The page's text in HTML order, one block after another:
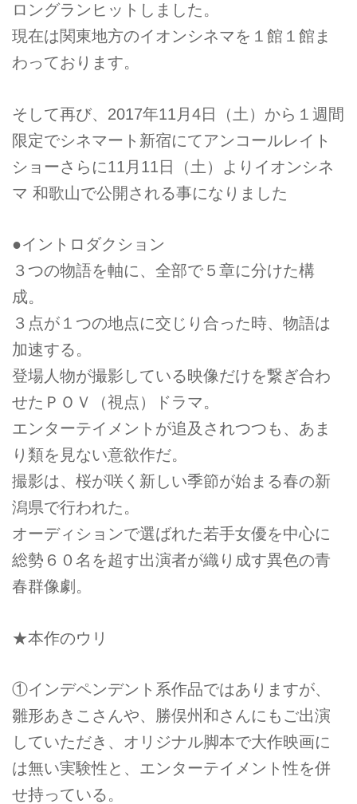
ロングランヒットしました。
現在は関東地方のイオンシネマを１館１館ま
わっております。
そして再び、2017年11月4日（土）から１週間
限定でシネマート新宿にてアンコールレイト
ショーさらに11月11日（土）よりイオンシネ
マ 和歌山で公開される事になりました
●イントロダクション
３つの物語を軸に、全部で５章に分けた構
成。
３点が１つの地点に交じり合った時、物語は
加速する。
登場人物が撮影している映像だけを繋ぎ合わ
せたＰＯＶ（視点）ドラマ。
エンターテイメントが追及されつつも、あま
り類を見ない意欲作だ。
撮影は、桜が咲く新しい季節が始まる春の新
潟県で行われた。
オーディションで選ばれた若手女優を中心に
総勢６０名を超す出演者が織り成す異色の青
春群像劇。
★本作のウリ
①インデペンデント系作品ではありますが、
雛形あきこさんや、勝俣州和さんにもご出演
していただき、オリジナル脚本で大作映画に
は無い実験性と、エンターテイメント性を併
せ持っている。